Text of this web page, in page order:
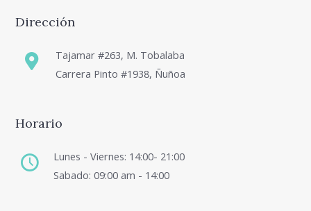
Dirección
Tajamar #263, M. Tobalaba
Carrera Pinto #1938, Ñuñoa
Horario
Lunes - Viernes: 14:00- 21:00
Sabado: 09:00 am - 14:00